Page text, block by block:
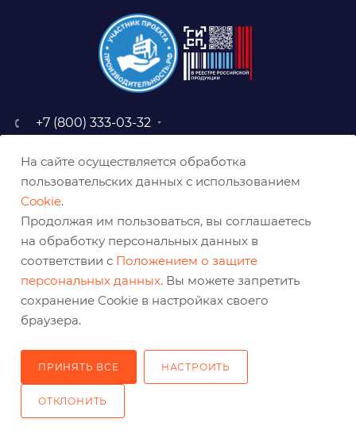
+7 (800) 333-03-32
baz@belabraziv.ru
308009, Россия, г. Белгород,
На сайте осуществляется обработка
пользовательских данных с использованием
Cookie.
Продолжая им пользоваться, вы соглашаетесь
на обработку персональных данных в
соответствии с Положением о защите
персональных данных. Вы можете запретить
сохранение Cookie в настройках своего
браузера.
ПРИНЯТЬ ВСЕ НАСТРОИТЬ
ОТКЛОНИТЬ